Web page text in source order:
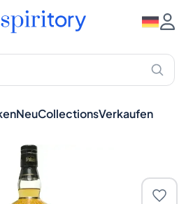
NeuCollectionsVerkaufen